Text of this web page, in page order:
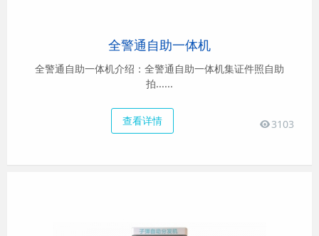
全警通自助一体机
全警通自助一体机介绍：全警通自助一体机集证件照自助
拍......
3103
查看详情